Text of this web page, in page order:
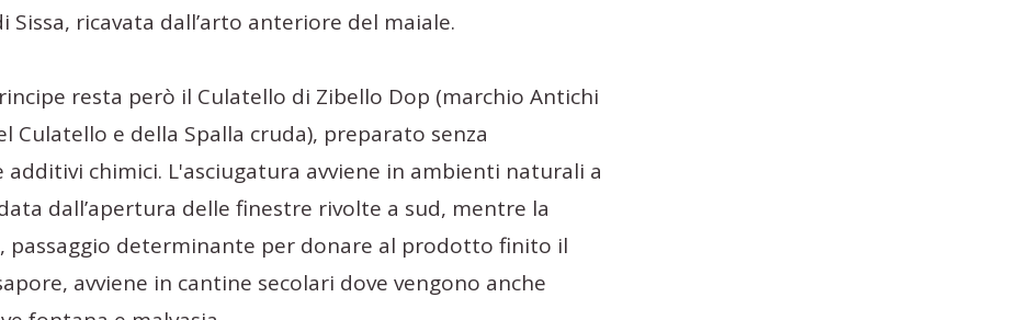
Sissa, ricavata dall’arto anteriore del maiale.
resta però il Culatello di Zibello Dop (marchio Antichi
Culatello e della Spalla cruda), preparato senza
additivi chimici. L'asciugatura avviene in ambienti naturali a
dall’apertura delle finestre rivolte a sud, mentre la
passaggio determinante per donare al prodotto finito il
avviene in cantine secolari dove vengono anche